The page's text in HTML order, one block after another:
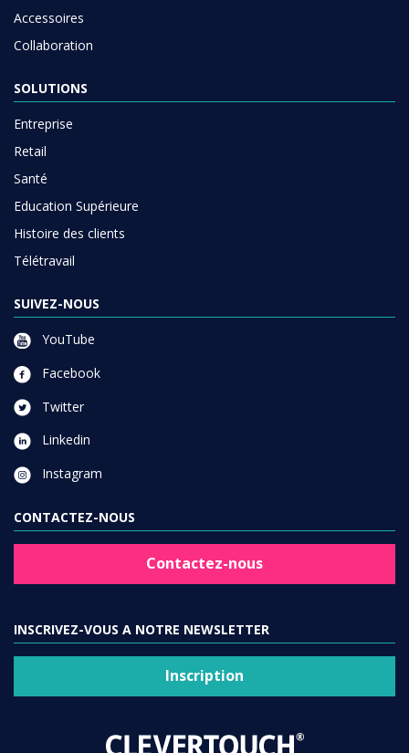
Accessoires
Collaboration
SOLUTIONS
Entreprise
Retail
Santé
Education Supérieure
Histoire des clients
Télétravail
SUIVEZ-NOUS
YouTube
Facebook
Twitter
Linkedin
Instagram
CONTACTEZ-NOUS
Contactez-nous
INSCRIVEZ-VOUS A NOTRE NEWSLETTER
Inscription